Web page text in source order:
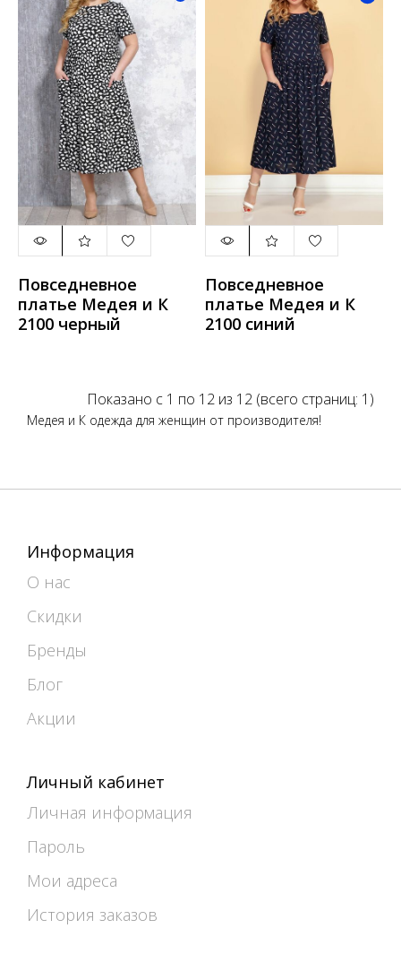
Повседневное
платье Медея и К
2100 черный
Повседневное
платье Медея и К
2100 синий
Показано с 1 по 12 из 12 (всего страниц: 1)
Медея и К одежда для женщин от производителя!
Информация
О нас
Скидки
Бренды
Блог
Акции
Личный кабинет
Личная информация
Пароль
Мои адреса
История заказов